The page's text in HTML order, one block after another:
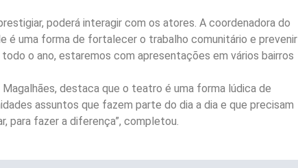
poderá interagir com os atores. A coordenadora do
é uma forma de fortalecer o trabalho comunitário e prevenir
o ano, estaremos com apresentações em vários bairros
destaca que o teatro é uma forma lúdica de
assuntos que fazem parte do dia a dia e que precisam
para fazer a diferença”, completou.